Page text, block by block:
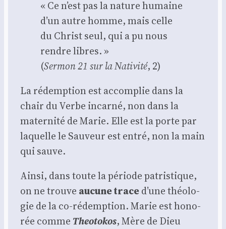
« Ce n’est pas la nature humaine
d’un autre homme, mais celle
du Christ seul, qui a pu nous
rendre libres. »
(Ser­mon 21 sur la Nati­vi­té, 2)
La rédemp­tion est accom­plie dans la
chair du Verbe incar­né, non dans la
mater­ni­té de Marie. Elle est la porte par
laquelle le Sau­veur est entré, non la main
qui sauve.
Ain­si, dans toute la période patris­tique,
on ne trouve aucune traced’une théo­lo­
gie de la co-rédemp­tion. Marie est hono­
rée comme Theo­to­kos, Mère de Dieu